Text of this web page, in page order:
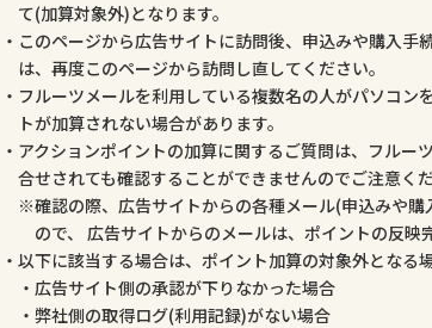
て(加算対象外)となります。
このページから広告サイトに訪問後、申込みや購入
は、再度このページから訪問し直してください。
フルーツメールを利用している複数名の人がパソコ
トが加算されない場合があります。
アクションポイントの加算に関するご質問は、フルー
合せされても確認することができませんのでご注意くだ
確認の際、広告サイトからの各種メール(申込みや
ので、 広告サイトからのメールは、ポイントの反映
以下に該当する場合は、ポイント加算の対象外となる
広告サイト側の承認が下りなかった場合
弊社側の取得ログ(利用記録)がない場合